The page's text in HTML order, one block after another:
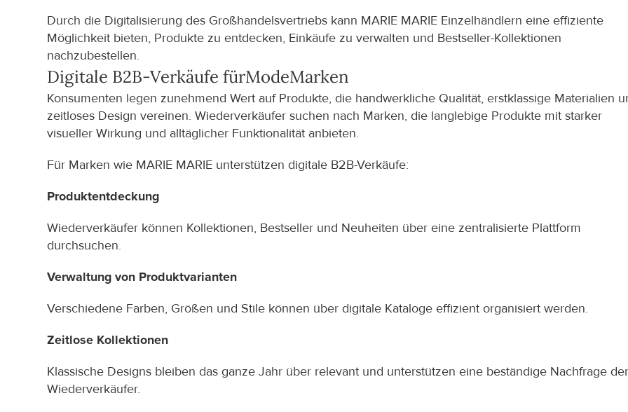
Durch die Digitalisierung des Großhandelsvertriebs kann MARIE MARIE Einzelhändlern eine effiziente
Möglichkeit bieten, Produkte zu entdecken, Einkäufe zu verwalten und Bestseller-Kollektionen
nachzubestellen.
Digitale B2B-Verkäufe fürModeMarken
Konsumenten legen zunehmend Wert auf Produkte, die handwerkliche Qualität, erstklassige Materialien
zeitloses Design vereinen. Wiederverkäufer suchen nach Marken, die langlebige Produkte mit starker
visueller Wirkung und alltäglicher Funktionalität anbieten.
Für Marken wie MARIE MARIE unterstützen digitale B2B-Verkäufe:
Produktentdeckung
Wiederverkäufer können Kollektionen, Bestseller und Neuheiten über eine zentralisierte Plattform
durchsuchen.
Verwaltung von Produktvarianten
Verschiedene Farben, Größen und Stile können über digitale Kataloge effizient organisiert werden.
Zeitlose Kollektionen
Klassische Designs bleiben das ganze Jahr über relevant und unterstützen eine beständige Nachfrage
Wiederverkäufer.